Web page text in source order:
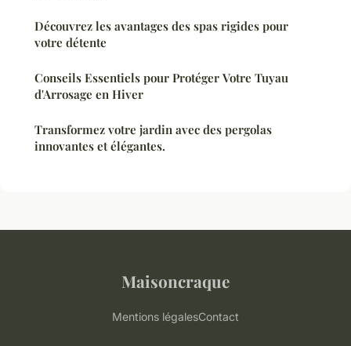
Découvrez les avantages des spas rigides pour
votre détente
Conseils Essentiels pour Protéger Votre Tuyau
d'Arrosage en Hiver
Transformez votre jardin avec des pergolas
innovantes et élégantes.
Maisoncraque
Mentions légalesContact